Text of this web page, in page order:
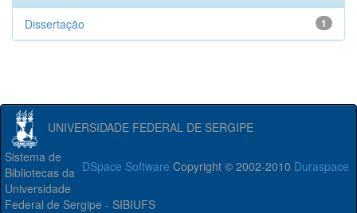
1
Dissertação
UNIVERSIDADE FEDERAL DE SERGIPE
DSpace Software Copyright © 2002-2010 Duraspace
Sistema de
Bibliotecas da
Universidade
Federal de Sergipe - SIBIUFS